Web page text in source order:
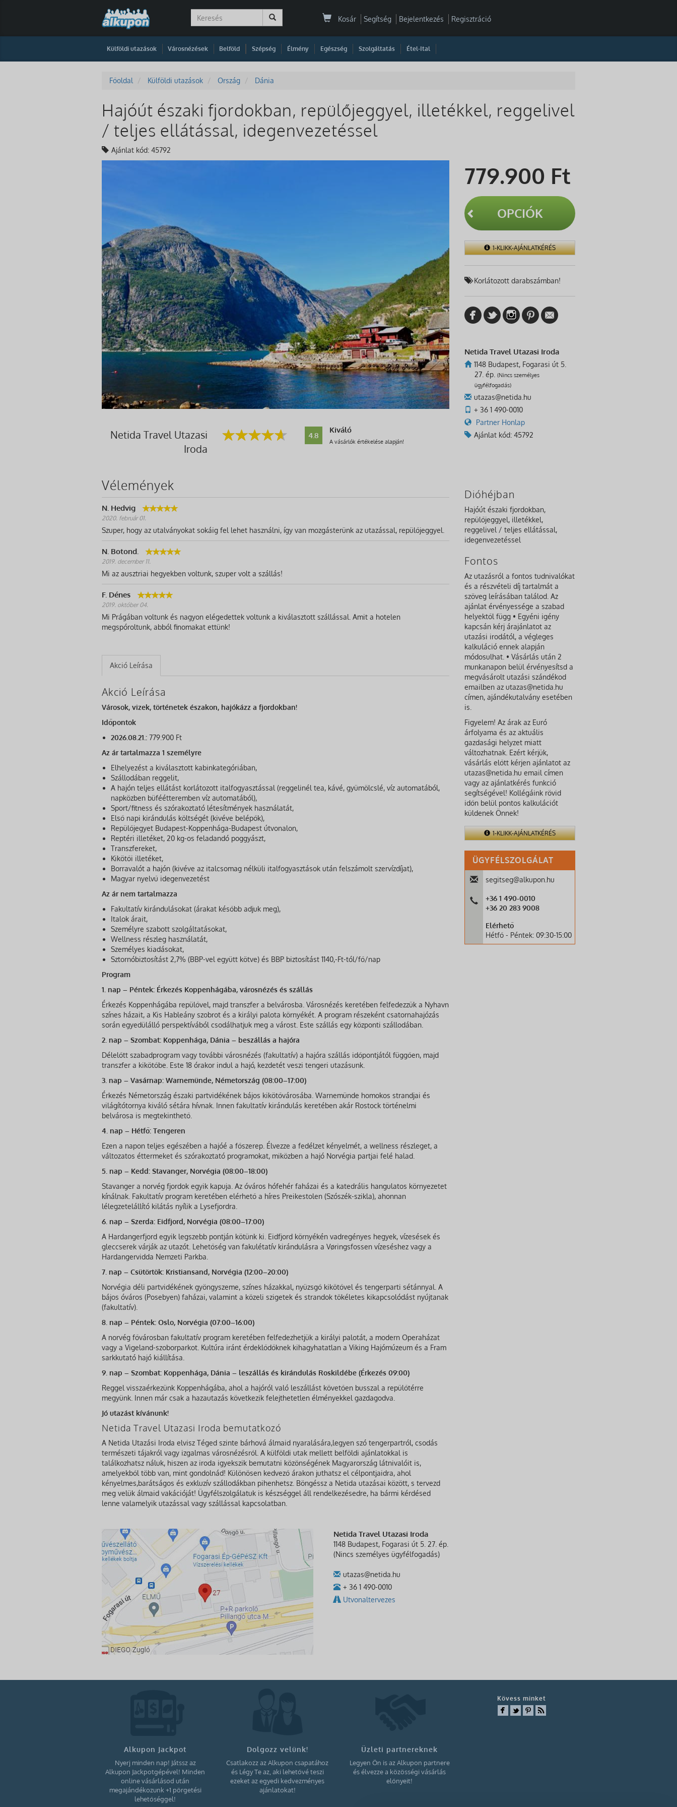
Kosár Segítség Bejelentkezés Regisztráció
Külföldi utazások Városnézések Belföld Szépség Élmény Egészség Szolgáltatás Étel-Ital
Főoldal Külföldi utazások Ország Dánia
Hajóút északi fjordokban, repülőjeggyel, illetékkel, reggelivel
/ teljes ellátással, idegenvezetéssel
Ajánlat kód: 45792
Netida Travel Utazasi
Iroda
4.8
Kiváló
A vásárlók értékelése alapján!
779.900 Ft
OPCIÓK
1-KLIKK-AJÁNLATKÉRÉS
Korlátozott darabszámban!
Netida Travel Utazasi Iroda
1148 Budapest, Fogarasi út 5.
27. ép. (Nincs személyes
ügyfélfogadás)
utazas@netida.hu
+ 36 1 490-0010
Partner Honlap
Ajánlat kód: 45792
Vélemények
N. Hedvig
2020. február 01.
Szuper, hogy az utalványokat sokáig fel lehet használni, így van mozgásterünk az utazással, repülőjeggyel.
N. Botond.
2019. december 11.
Mi az ausztriai hegyekben voltunk, szuper volt a szállás!
F. Dénes
2019. október 04.
Mi Prágában voltunk és nagyon elégedettek voltunk a kiválasztott szállással. Amit a hotelen
megspóroltunk, abból finomakat ettünk!
Akció Leírása
Akció Leírása
Városok, vizek, történetek északon, hajókázz a fjordokban!
Időpontok
2026.08.21.: 779.900 Ft
Az ár tartalmazza 1 személyre
Elhelyezést a kiválasztott kabinkategóriában,
Szállodában reggelit,
A hajón teljes ellátást korlátozott italfogyasztással (reggelinél tea, kávé, gyümölcslé, víz automatából,
napközben büféétteremben víz automatából),
Sport/fitness és szórakoztató létesítmények használatát,
Első napi kirándulás költségét (kivéve belépők),
Repülőjegyet Budapest-Koppenhága-Budapest útvonalon,
Reptéri illetéket, 20 kg-os feladandó poggyászt,
Transzfereket,
Kikötői illetéket,
Borravalót a hajón (kivéve az italcsomag nélküli italfogyasztások után felszámolt szervízdíjat),
Magyar nyelvű idegenvezetést
Az ár nem tartalmazza
Fakultatív kirándulásokat (árakat később adjuk meg),
Italok árait,
Személyre szabott szolgáltatásokat,
Wellness részleg használatát,
Személyes kiadásokat,
Sztornóbiztosítást 2,7% (BBP-vel együtt kötve) és BBP biztosítást 1140,-Ft-tól/fő/nap
Program
1. nap – Péntek: Érkezés Koppenhágába, városnézés és szállás
Érkezés Koppenhágába repülővel, majd transzfer a belvárosba. Városnézés keretében felfedezzük a Nyhavn
színes házait, a Kis Hableány szobrot és a királyi palota környékét. A program részeként csatornahajózás
során egyedülálló perspektívából csodálhatjuk meg a várost. Este szállás egy központi szállodában.
2. nap – Szombat: Koppenhága, Dánia – beszállás a hajóra
Délelőtt szabadprogram vagy további városnézés (fakultatív) a hajóra szállás időpontjától függően, majd
transzfer a kikötőbe. Este 18 órakor indul a hajó, kezdetét veszi tengeri utazásunk.
3. nap – Vasárnap: Warnemünde, Németország (08:00–17:00)
Érkezés Németország északi partvidékének bájos kikötővárosába. Warnemünde homokos strandjai és
világítótornya kiváló sétára hívnak. Innen fakultatív kirándulás keretében akár Rostock történelmi
belvárosa is megtekinthető.
4. nap – Hétfő: Tengeren
Ezen a napon teljes egészében a hajóé a főszerep. Élvezze a fedélzet kényelmét, a wellness részleget, a
változatos éttermeket és szórakoztató programokat, miközben a hajó Norvégia partjai felé halad.
5. nap – Kedd: Stavanger, Norvégia (08:00–18:00)
Stavanger a norvég fjordok egyik kapuja. Az óváros hófehér faházai és a katedrális hangulatos környezetet
kínálnak. Fakultatív program keretében elérhető a híres Preikestolen (Szószék-szikla), ahonnan
lélegzetelállító kilátás nyílik a Lysefjordra.
6. nap – Szerda: Eidfjord, Norvégia (08:00–17:00)
A Hardangerfjord egyik legszebb pontján kötünk ki. Eidfjord környékén vadregényes hegyek, vízesések és
gleccserek várják az utazót. Lehetőség van fakulétatív kirándulásra a Vøringsfossen vízeséshez vagy a
Hardangervidda Nemzeti Parkba.
7. nap – Csütörtök: Kristiansand, Norvégia (12:00–20:00)
Norvégia déli partvidékének gyöngyszeme, színes házakkal, nyüzsgő kikötővel és tengerparti sétánnyal. A
bájos óváros (Posebyen) faházai, valamint a közeli szigetek és strandok tökéletes kikapcsolódást nyújtanak
(fakultatív).
8. nap – Péntek: Oslo, Norvégia (07:00–16:00)
A norvég fővárosban fakultatív program keretében felfedezhetjük a királyi palotát, a modern Operaházat
vagy a Vigeland-szoborparkot. Kultúra iránt érdeklődőknek kihagyhatatlan a Viking Hajómúzeum és a Fram
sarkkutató hajó kiállítása.
9. nap – Szombat: Koppenhága, Dánia – leszállás és kirándulás Roskildébe (Érkezés 09:00)
Reggel visszaérkezünk Koppenhágába, ahol a hajóról való leszállást követően busszal a repülőtérre
megyünk. Innen már csak a hazautazás következik felejthetetlen élményekkel gazdagodva.
Jó utazást kívánunk!
Netida Travel Utazasi Iroda bemutatkozó
A Netida Utazási Iroda elvisz Téged szinte bárhová álmaid nyaralására,legyen szó tengerpartról, csodás
természeti tájakról vagy izgalmas városnézésről. A külföldi utak mellett belföldi ajánlatokkal is
találkozhatsz náluk, hiszen az iroda igyekszik bemutatni közönségének Magyarország látnivalóit is,
amelyekből több van, mint gondolnád! Különösen kedvező árakon juthatsz el célpontjaidra, ahol
kényelmes,barátságos és exkluzív szállodákban pihenhetsz. Böngéssz a Netida utazásai között, s tervezd
meg velük álmaid vakációját! Ügyfélszolgálatuk is készséggel áll rendelkezésedre, ha bármi kérdésed
lenne valamelyik utazással vagy szállással kapcsolatban.
Netida Travel Utazasi Iroda
1148 Budapest, Fogarasi út 5. 27. ép.
(Nincs személyes ügyfélfogadás)
utazas@netida.hu
+ 36 1 490-0010
Utvonaltervezes
Dióhéjban
Hajóút északi fjordokban,
repülőjeggyel, illetékkel,
reggelivel / teljes ellátással,
idegenvezetéssel
Fontos
Az utazásról a fontos tudnivalókat
és a részvételi díj tartalmát a
szöveg leírásában találod. Az
ajánlat érvényessége a szabad
helyektől függ • Egyéni igény
kapcsán kérj árajánlatot az
utazási irodától, a végleges
kalkuláció ennek alapján
módosulhat. • Vásárlás után 2
munkanapon belül érvényesítsd a
megvásárolt utazási szándékod
emailben az utazas@netida.hu
címen, ajándékutalvány esetében
is.
Figyelem! Az árak az Euró
árfolyama és az aktuális
gazdasági helyzet miatt
változhatnak. Ezért kérjük,
vásárlás előtt kérjen ajánlatot az
utazas@netida.hu email címen
vagy az ajánlatkérés funkció
segítségével! Kollégáink rövid
időn belül pontos kalkulációt
küldenek Önnek!
1-KLIKK-AJÁNLATKÉRÉS
ÜGYFÉLSZOLGÁLAT
segitseg@alkupon.hu
+36 1 490-0010
+36 20 283 9008
Elérhető
Hétfő - Péntek: 09:30-15:00
Alkupon Jackpot
Nyerj minden nap! Játssz az
Alkupon Jackpotgépével! Minden
online vásárlásod után
megajándékozunk +1 pörgetési
lehetőséggel!
Dolgozz velünk!
Csatlakozz az Alkupon csapatához
és Légy Te az, aki lehetővé teszi
ezeket az egyedi kedvezményes
ajánlatokat!
Üzleti partnereknek
Legyen Ön is az Alkupon partnere
és élvezze a közösségi vásárlás
előnyeit!
Kövess minket